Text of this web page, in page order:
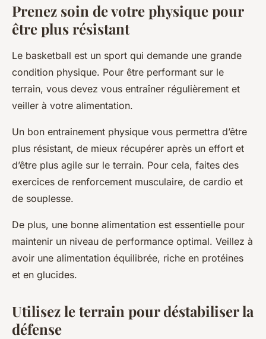
Prenez soin de votre physique pour
être plus résistant
Le basketball est un sport qui demande une grande
condition physique. Pour être performant sur le
terrain, vous devez vous entraîner régulièrement et
veiller à votre alimentation.
Un bon entrainement physique vous permettra d’être
plus résistant, de mieux récupérer après un effort et
d’être plus agile sur le terrain. Pour cela, faites des
exercices de renforcement musculaire, de cardio et
de souplesse.
De plus, une bonne alimentation est essentielle pour
maintenir un niveau de performance optimal. Veillez à
avoir une alimentation équilibrée, riche en protéines
et en glucides.
Utilisez le terrain pour déstabiliser la
défense